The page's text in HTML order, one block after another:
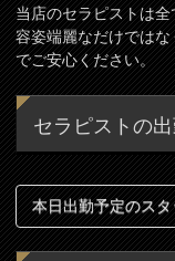
当店のセラピストは
容姿端麗なだけでは
でご安心ください。
セラピストの
本日出勤予定のス